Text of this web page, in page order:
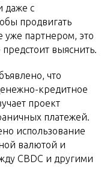
даже с
продвигать
уже партнером, это
выяснить.
что
кредитное
проект
платежей.
использование
валютой и
CBDC и другими